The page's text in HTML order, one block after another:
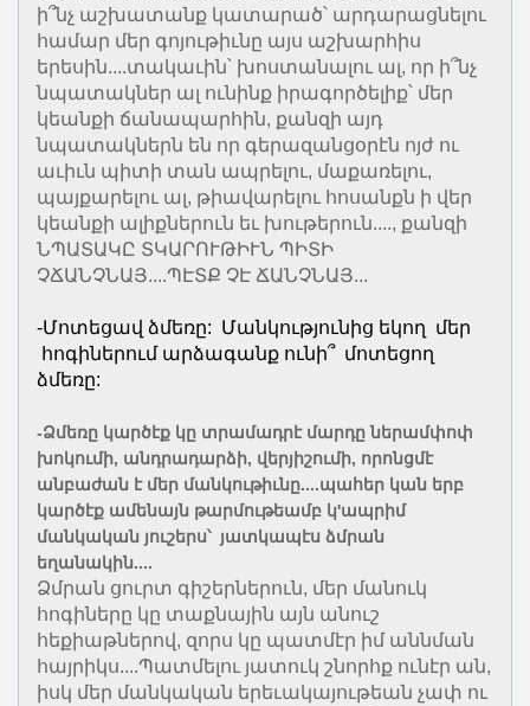
ի՞նչ աշխատանք կատարած՝ արդարացնելու
համար մեր գոյութիւնը այս աշխարհիս
երեսին....տակաւին՝ խոստանալու ալ, որ ի՞նչ
նպատակներ ալ ունինք իրագործելիք՝ մեր
կեանքի ճանապարհին, քանզի այդ
նպատակներն են որ գերազանցօրէն ոյժ ու
աւիւն պիտի տան ապրելու, մաքառելու,
պայքարելու ալ, թիավարելու հոսանքն ի վեր
կեանքի ալիքներուն եւ խութերուն...., քանզի
ՆՊԱՏԱԿԸ ՏԿԱՐՈՒԹԻՒՆ ՊԻՏԻ
ՉՃԱՆՉՆԱՅ....ՊԷՏՔ ՉԷ ՃԱՆՉՆԱՅ...
-Մոտեցավ ձմեռը: Մանկությունից եկող մեր
հոգիներում արձագանք ունի՞ մոտեցող
ձմեռը:
-Ձմեռը կարծէք կը տրամադրէ մարդը ներամփոփ
խոկումի, անդրադարձի, վերյիշումի, որոնցմէ
անբաժան է մեր մանկութիւնը....պահեր կան երբ
կարծէք ամենայն թարմութեամբ կ'ապրիմ
մանկական յուշերս՝ յատկապէս ձմրան
եղանակին....
Ձմրան ցուրտ գիշերներուն, մեր մանուկ
հոգիները կը տաքնային այն անուշ
հեքիաթներով, զորս կը պատմէր իմ աննման
հայրիկս....Պատմելու յատուկ շնորհք ունէր ան,
իսկ մեր մանկական երեւակայութեան չափ ու